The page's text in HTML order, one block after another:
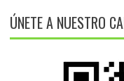
ÚNETE A NUESTRO